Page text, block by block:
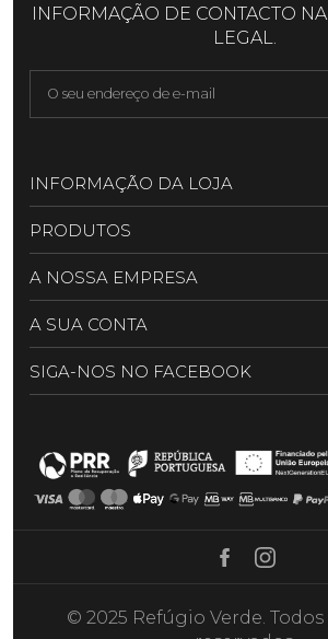
INFORMAÇÃO DE CONTACTO
LEGAL.
INFORMAÇÃO DA LOJA
PRODUTOS
A NOSSA EMPRESA
A SUA CONTA
SIGA-NOS NO FACEBOOK
Facebook
© 2025 Refúgio Verde.